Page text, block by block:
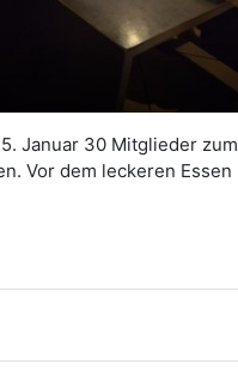
Januar 30 Mitglieder zum
Vor dem leckeren Essen